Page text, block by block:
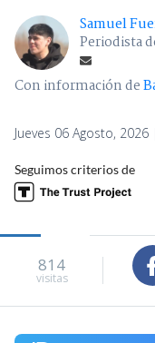
Samuel
Periodista
Con información de
Jueves 06 Agosto,
Seguimos criterios de
814
visitas